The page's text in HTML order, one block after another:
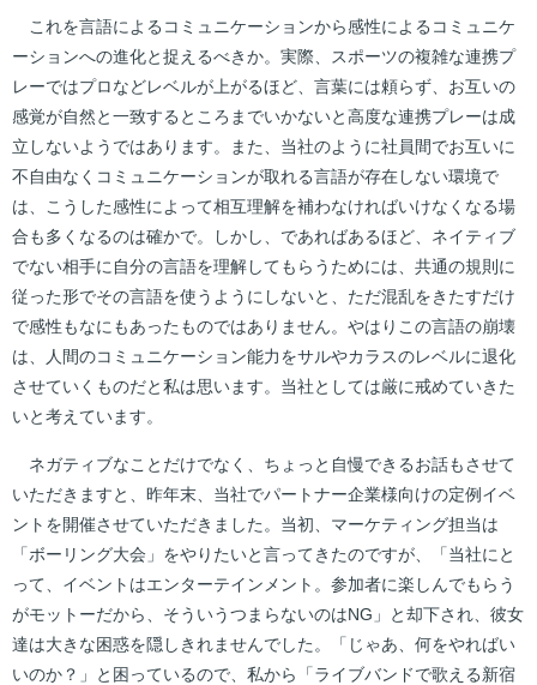
これを言語によるコミュニケーションから感性によるコミュニケ
ーションへの進化と捉えるべきか。実際、スポーツの複雑な連携プ
レーではプロなどレベルが上がるほど、言葉には頼らず、お互いの
感覚が自然と一致するところまでいかないと高度な連携プレーは成
立しないようではあります。また、当社のように社員間でお互いに
不自由なくコミュニケーションが取れる言語が存在しない環境で
は、こうした感性によって相互理解を補わなければいけなくなる場
合も多くなるのは確かで。しかし、であればあるほど、ネイティブ
でない相手に自分の言語を理解してもらうためには、共通の規則に
従った形でその言語を使うようにしないと、ただ混乱をきたすだけ
で感性もなにもあったものではありません。やはりこの言語の崩壊
は、人間のコミュニケーション能力をサルやカラスのレベルに退化
させていくものだと私は思います。当社としては厳に戒めていきた
いと考えています。
ネガティブなことだけでなく、ちょっと自慢できるお話もさせて
いただきますと、昨年末、当社でパートナー企業様向けの定例イベ
ントを開催させていただきました。当初、マーケティング担当は
「ボーリング大会」をやりたいと言ってきたのですが、「当社にと
って、イベントはエンターテインメント。参加者に楽しんでもらう
がモットーだから、そういうつまらないのはNG」と却下され、彼女
達は大きな困惑を隠しきれませんでした。「じゃあ、何をやればい
いのか？」と困っているので、私から「ライブバンドで歌える新宿